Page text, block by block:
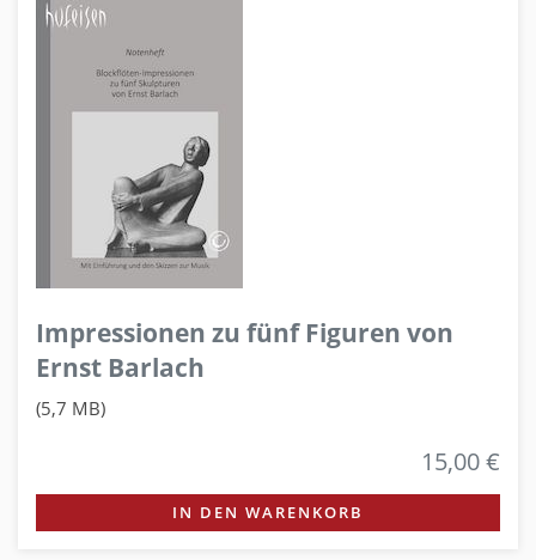
Impressionen zu fünf Figuren von
Ernst Barlach
(5,7 MB)
15,00 €
IN DEN WARENKORB